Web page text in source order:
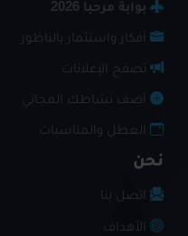
بوابة مرحبا 2026
أفكار واستثمار بالناظور
تصفح الإعلانات
أضف نشاطك المجاني
العطل والمناسبات
نحن
اتصل بنا
الأهداف